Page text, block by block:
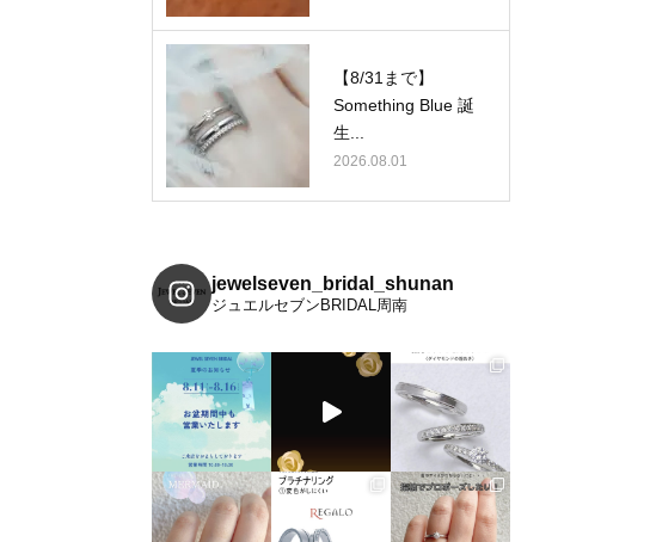
【8/31まで】
Something Blue 誕
生...
2026.08.01
jewelseven_bridal_shunan
ジュエルセブンBRIDAL周南